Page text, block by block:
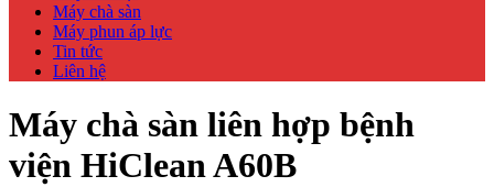
Máy chà sàn
Máy phun áp lực
Tin tức
Liên hệ
Máy chà sàn liên hợp bệnh
viện HiClean A60B